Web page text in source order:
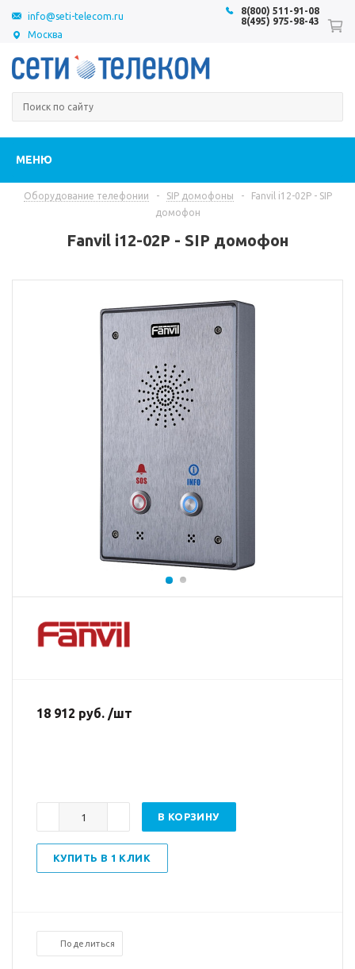
Москва
8(800) 511-91-08
8(495) 975-98-43
info@seti-telecom.ru
МЕНЮ
Оборудование телефонии - SIP домофоны -
Fanvil i12-02P - SIP
домофон
Fanvil i12-02P - SIP домофон
18 912 руб. /шт
В КОРЗИНУ
КУПИТЬ В 1 КЛИК
Поделиться